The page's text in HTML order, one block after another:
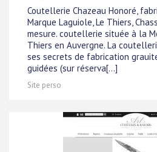
Coutellerie Chazeau Honoré,
Marque Laguiole, Le Thiers,
mesure. coutellerie située à la
Thiers en Auvergne. La
ses secrets de fabrication
guidées (sur réserva[...]
Site perso